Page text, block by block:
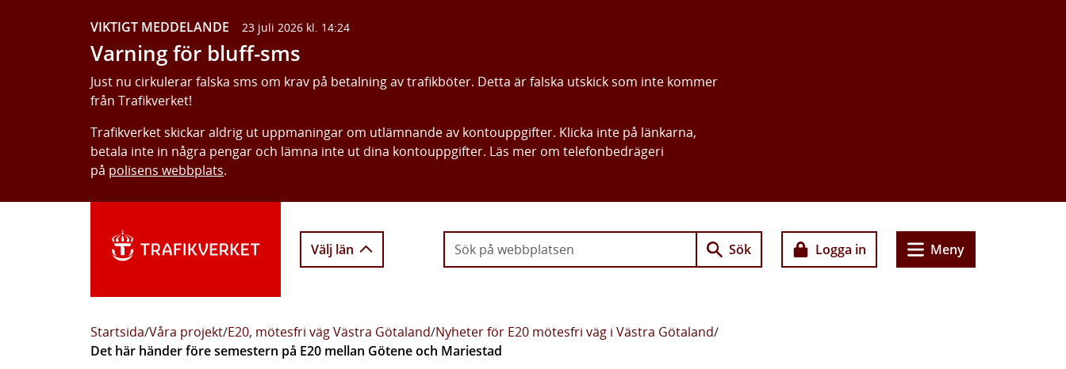
VIKTIGT MEDDELANDE 23 juli 2026 kl. 14:24
Varning för bluff-sms
Just nu cirkulerar falska sms om krav på betalning av trafikböter. Detta är falska utskick som inte kommer
från Trafikverket!
Trafikverket skickar aldrig ut uppmaningar om utlämnande av kontouppgifter. Klicka inte på länkarna,
betala inte in några pengar och lämna inte ut dina kontouppgifter. Läs mer om telefonbedrägeri
på polisens webbplats.
Välj län Sök Logga in Meny
Startsida/Våra projekt/E20, mötesfri väg Västra Götaland/Nyheter för E20 mötesfri väg i Västra Götaland/
Det här händer före semestern på E20 mellan Götene och Mariestad